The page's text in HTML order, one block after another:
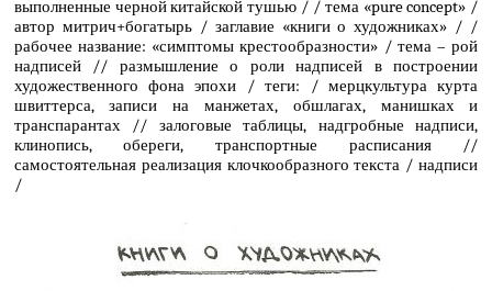
выполненные черной китайской тушью / / тема «pure concept» /
автор митрич+богатырь / заглавие «книги о художниках» / /
рабочее название: «симптомы крестообразности» / тема – рой
надписей // размышление о роли надписей в построении
художественного фона эпохи / теги: / мерцкультура курта
швиттерса, записи на манжетах, обшлагах, манишках и
транспарантах // залоговые таблицы, надгробные надписи,
клинопись, обереги, транспортные расписания //
самостоятельная реализация клочкообразного текста / надписи
/